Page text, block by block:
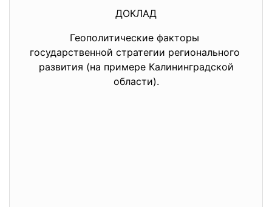
ДОКЛАД
Геополитические факторы
государственной стратегии регионального
развития (на примере Калининградской
области).